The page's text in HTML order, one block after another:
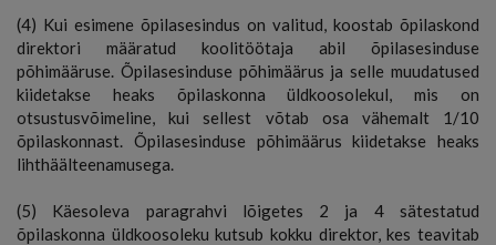
(4) Kui esimene õpilasesindus on valitud, koostab õpilaskond
direktori määratud koolitöötaja abil õpilasesinduse
põhimääruse. Õpilasesinduse põhimäärus ja selle muudatused
kiidetakse heaks õpilaskonna üldkoosolekul, mis on
otsustusvõimeline, kui sellest võtab osa vähemalt 1/10
õpilaskonnast. Õpilasesinduse põhimäärus kiidetakse heaks
lihthäälteenamusega.
(5) Käesoleva paragrahvi lõigetes 2 ja 4 sätestatud
õpilaskonna üldkoosoleku kutsub kokku direktor, kes teavitab